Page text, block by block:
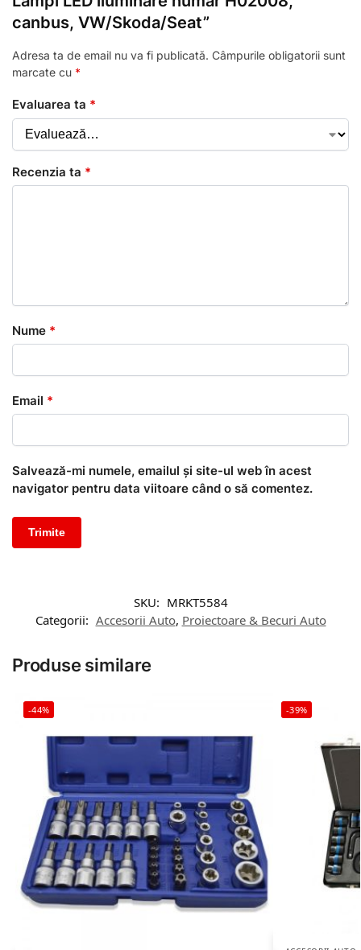
canbus, VW/Skoda/Seat”
Adresa ta de email nu va fi publicată. Câmpurile obligatorii sunt
marcate cu *
Evaluarea ta *
Recenzia ta *
Nume *
Email *
Salvează-mi numele, emailul și site-ul web în acest
navigator pentru data viitoare când o să comentez.
SKU: MRKT5584
Categorii: Accesorii Auto, Proiectoare & Becuri Auto
Produse similare
-44% -39%